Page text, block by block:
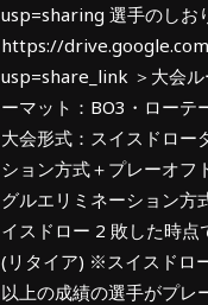
usp=sharing 選手のしお
https://
usp=share_link ＞大会ル
ーマット：BO3・ローテ
大会形式：スイスドロー
ション方式＋プレーオフ
グルエリミネーション
イスドロー 2 敗した時点
(リタイア) ※スイスドロ
以上の成績の選手がプレ